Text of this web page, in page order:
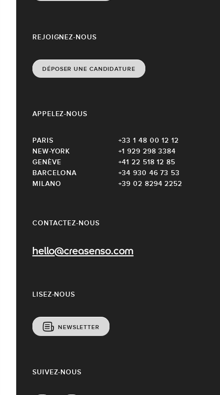
CONTACTEZ-NOUS
hello@creasenso.com
REJOIGNEZ-NOUS
DÉPOSER UNE CANDIDATURE
LISEZ-NOUS
NEWSLETTER
APPELEZ-NOUS
PARIS
+33 1 48 00 12 12
NEW-YORK
+1 929 298 3384
GENÈVE
+41 22 518 12 85
BARCELONA
+34 930 46 73 53
MILANO
+39 02 8294 2252
SUIVEZ-NOUS